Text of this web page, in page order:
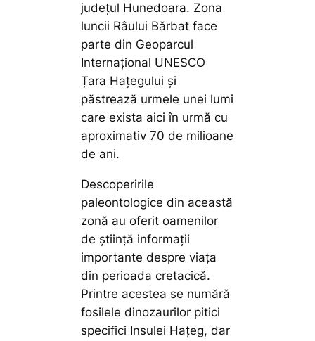
județul Hunedoara. Zona
luncii Râului Bărbat face
parte din Geoparcul
Internațional UNESCO
Țara Hațegului și
păstrează urmele unei lumi
care exista aici în urmă cu
aproximativ 70 de milioane
de ani.
Descoperirile
paleontologice din această
zonă au oferit oamenilor
de știință informații
importante despre viața
din perioada cretacică.
Printre acestea se numără
fosilele dinozaurilor pitici
specifici Insulei Hațeg, dar